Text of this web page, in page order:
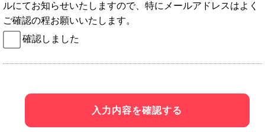
ルにてお知らせいたしますので、特にメールアドレスはよく
ご確認の程お願いいたします。
確認しました
入力内容を確認する